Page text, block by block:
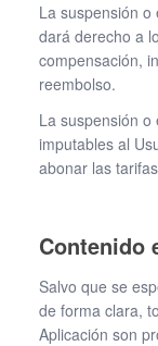
La suspensión o
dará derecho a
compensación,
reembolso.
La suspensión
imputables al
abonar las
Contenido
Salvo que se
de forma clara,
Aplicación son